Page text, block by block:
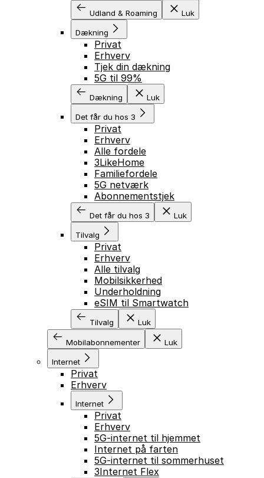
Udland & Roaming Luk
Dækning
Privat
Erhverv
Tjek din dækning
5G til 99%
Dækning Luk
Det får du hos 3
Privat
Erhverv
Alle fordele
3LikeHome
Familiefordele
5G netværk
Abonnementstjek
Det får du hos 3 Luk
Tilvalg
Privat
Erhverv
Alle tilvalg
Mobilsikkerhed
Underholdning
eSIM til Smartwatch
Tilvalg Luk
Mobilabonnementer Luk
Internet
Privat
Erhverv
Internet
Privat
Erhverv
5G-internet til hjemmet
Internet på farten
5G-internet til sommerhuset
3Internet Flex